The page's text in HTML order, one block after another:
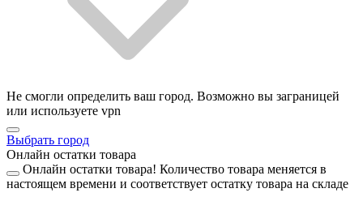
Не смогли определить ваш город. Возможно вы заграницей
или используете vpn
Выбрать город
Онлайн остатки товара
Онлайн остатки товара! Количество товара меняется в
настоящем времени и соответствует остатку товара на складе